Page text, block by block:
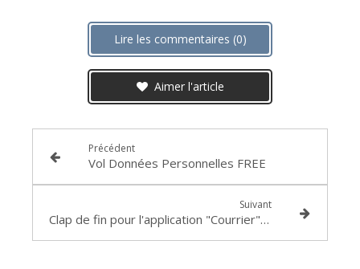
Lire les commentaires (0)
Aimer l'article
Précédent
Vol Données Personnelles FREE
Suivant
Clap de fin pour l'application "Courrier" et "Calendrier" => Microsoft